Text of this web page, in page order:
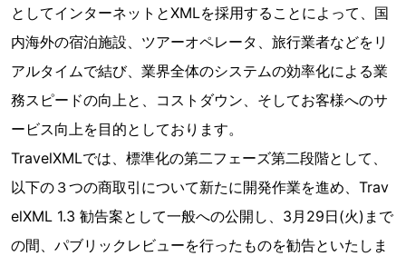
としてインターネットとXMLを採用することによって、国
内海外の宿泊施設、ツアーオペレータ、旅行業者などをリ
アルタイムで結び、業界全体のシステムの効率化による業
務スピードの向上と、コストダウン、そしてお客様へのサ
ービス向上を目的としております。
TravelXMLでは、標準化の第二フェーズ第二段階として、
以下の３つの商取引について新たに開発作業を進め、Trav
elXML 1.3 勧告案として一般への公開し、3月29日(火)まで
の間、パブリックレビューを行ったものを勧告といたしま